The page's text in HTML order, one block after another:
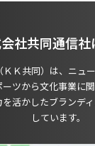
社共同通信社
Ｋ共同）は、ニュ
ツから文化事業に
活かしたブランデ
しています。